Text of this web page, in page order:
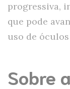
progressiva,
que pode
uso de
Sobre